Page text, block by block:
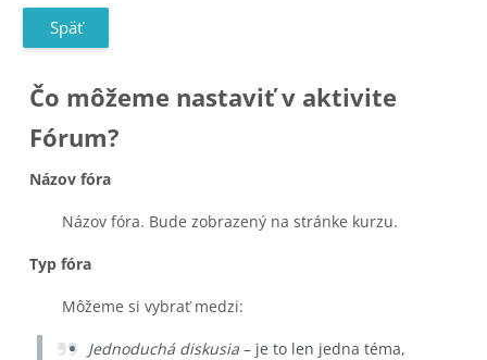
Späť
Čo môžeme nastaviť v aktivite
Fórum?
Názov fóra
Názov fóra. Bude zobrazený na stránke kurzu.
Typ fóra
Môžeme si vybrať medzi:
Jednoduchá diskusia – je to len jedna téma,